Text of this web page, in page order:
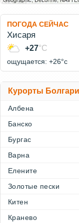
ПОГОДА СЕЙЧАС
Хисаря
+27°C
ощущается: +26°c
Курорты
Албена
Банско
Бургас
Варна
Елените
Золотые пески
Китен
Кранево